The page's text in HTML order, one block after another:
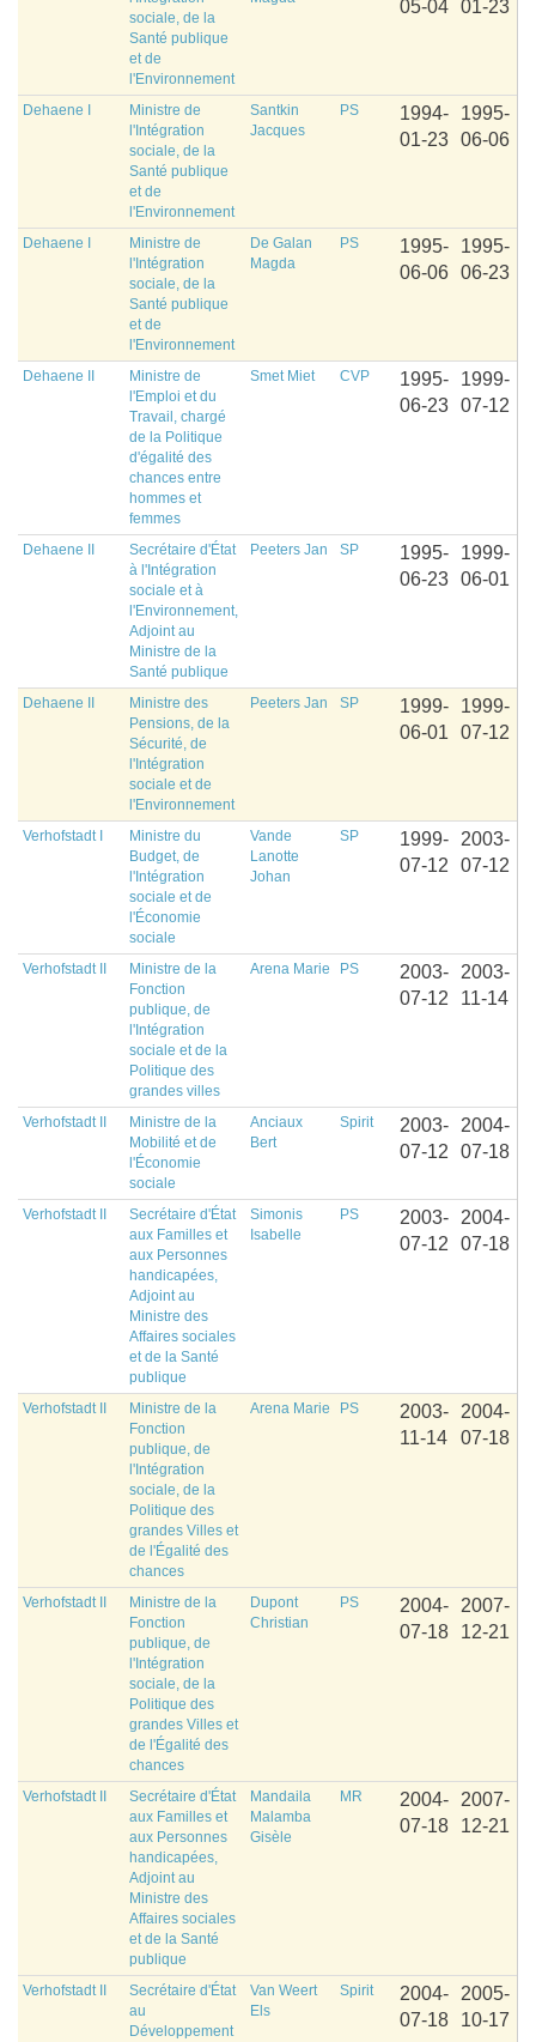
sociale, de la
Santé publique
et de
l'Environnement
05-04 01-23
Dehaene I
Ministre de
l'Intégration
sociale, de la
Santé publique
et de
l'Environnement
Santkin
Jacques
PS
1994-
01-23
1995-
06-06
Dehaene I
Ministre de
l'Intégration
sociale, de la
Santé publique
et de
l'Environnement
De Galan
Magda
PS
1995-
06-06
1995-
06-23
Dehaene II
Ministre de
l'Emploi et du
Travail, chargé
de la Politique
d'égalité des
chances entre
hommes et
femmes
Smet Miet CVP
1995-
06-23
1999-
07-12
Dehaene II
Secrétaire d'État
à l'Intégration
sociale et à
l'Environnement,
Adjoint au
Ministre de la
Santé publique
Peeters Jan SP
1995-
06-23
1999-
06-01
Dehaene II
Ministre des
Pensions, de la
Sécurité, de
l'Intégration
sociale et de
l'Environnement
Peeters Jan SP
1999-
06-01
1999-
07-12
Verhofstadt I
Ministre du
Budget, de
l'Intégration
sociale et de
l'Économie
sociale
Vande
Lanotte
Johan
SP
1999-
07-12
2003-
07-12
Verhofstadt II
Ministre de la
Fonction
publique, de
l'Intégration
sociale et de la
Politique des
grandes villes
Arena Marie PS
2003-
07-12
2003-
11-14
Verhofstadt II
Ministre de la
Mobilité et de
l'Économie
sociale
Anciaux
Bert
Spirit
2003-
07-12
2004-
07-18
Verhofstadt II
Secrétaire d'État
aux Familles et
aux Personnes
handicapées,
Adjoint au
Ministre des
Affaires sociales
et de la Santé
publique
Simonis
Isabelle
PS
2003-
07-12
2004-
07-18
Verhofstadt II
Ministre de la
Fonction
publique, de
l'Intégration
sociale, de la
Politique des
grandes Villes et
de l'Égalité des
chances
Arena Marie PS
2003-
11-14
2004-
07-18
Verhofstadt II
Ministre de la
Fonction
publique, de
l'Intégration
sociale, de la
Politique des
grandes Villes et
de l'Égalité des
chances
Dupont
Christian
PS
2004-
07-18
2007-
12-21
Verhofstadt II
Secrétaire d'État
aux Familles et
aux Personnes
handicapées,
Adjoint au
Ministre des
Affaires sociales
et de la Santé
publique
Mandaila
Malamba
Gisèle
MR
2004-
07-18
2007-
12-21
Verhofstadt II
Secrétaire d'État
au
Développement
Van Weert
Els
Spirit
2004-
07-18
2005-
10-17